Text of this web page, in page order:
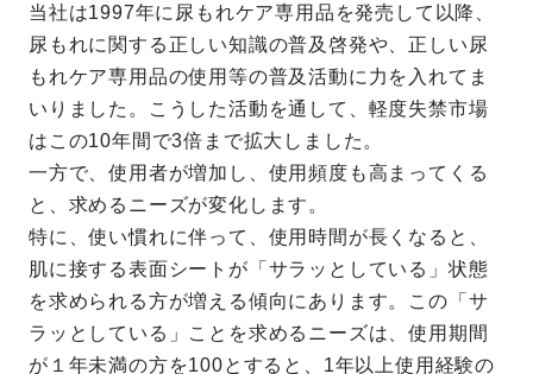
当社は1997年に尿もれケア専用品を発売して以降、
尿もれに関する正しい知識の普及啓発や、正しい尿
もれケア専用品の使用等の普及活動に力を入れてま
いりました。こうした活動を通して、軽度失禁市場
はこの10年間で3倍まで拡大しました。
一方で、使用者が増加し、使用頻度も高まってくる
と、求めるニーズが変化します。
特に、使い慣れに伴って、使用時間が長くなると、
肌に接する表面シートが「サラッとしている」状態
を求められる方が増える傾向にあります。この「サ
ラッとしている」ことを求めるニーズは、使用期間
が１年未満の方を100とすると、1年以上使用経験の